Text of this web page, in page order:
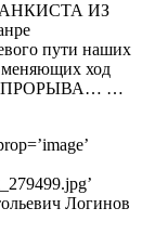
ТАНКИСТА ИЗ
пути наших
меняющих ход
ПРОРЫВА… …
Логинов